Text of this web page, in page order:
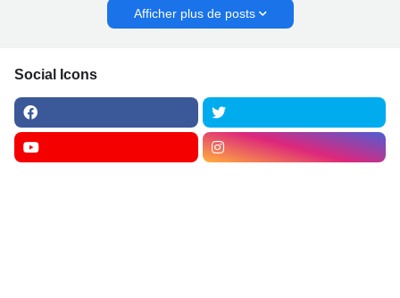
Afficher plus de posts
Social Icons